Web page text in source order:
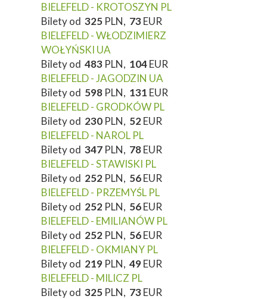
BIELEFELD - KROTOSZYN PL
Bilety od 325 PLN, 73EUR
BIELEFELD - WŁODZIMIERZ
WOŁYŃSKI UA
Bilety od 483 PLN, 104EUR
BIELEFELD - JAGODZIN UA
Bilety od 598 PLN, 131 EUR
BIELEFELD - GRODKÓW PL
Bilety od 230 PLN, 52EUR
BIELEFELD - NAROL PL
Bilety od 347 PLN, 78EUR
BIELEFELD - STAWISKI PL
Bilety od 252 PLN, 56EUR
BIELEFELD - PRZEMYŚL PL
Bilety od 252 PLN, 56EUR
BIELEFELD - EMILIANÓW PL
Bilety od 252 PLN, 56EUR
BIELEFELD - OKMIANY PL
Bilety od 219 PLN, 49EUR
BIELEFELD - MILICZ PL
Bilety od 325 PLN, 73EUR